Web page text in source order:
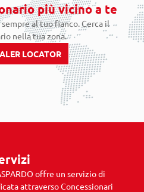
più vicino a te
sempre al tuo fianco. Cerca il
nella tua zona.
LOCATOR
offre un servizio di
attraverso Concessionari